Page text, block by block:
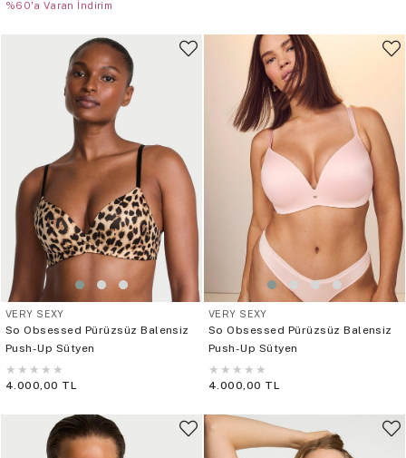
%60'a Varan İndirim
VERY SEXY
So Obsessed Pürüzsüz Balensiz
Push-Up Sütyen
★ ★ ★ ★ ★
4.000,00 TL
VERY SEXY
So Obsessed Pürüzsüz Balensiz
Push-Up Sütyen
★ ★ ★ ★ ★
4.000,00 TL